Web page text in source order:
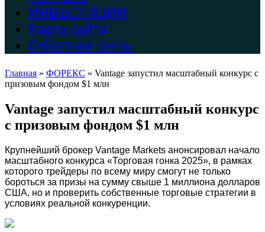
ИНВЕСТИЦИИ
Карта сайта
Обратная связь
Главная » ФОРЕКС » Vantage запустил масштабный конкурс с
призовым фондом $1 млн
Vantage запустил масштабный конкурс
с призовым фондом $1 млн
Крупнейший брокер Vantage Markets анонсировал начало
масштабного конкурса «Торговая гонка 2025», в рамках
которого трейдеры по всему миру смогут не только
бороться за призы на сумму свыше 1 миллиона долларов
США, но и проверить собственные торговые стратегии в
условиях реальной конкуренции.